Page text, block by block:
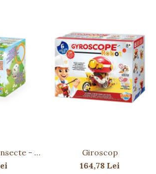
- 8
Giroscop
164,78 Lei